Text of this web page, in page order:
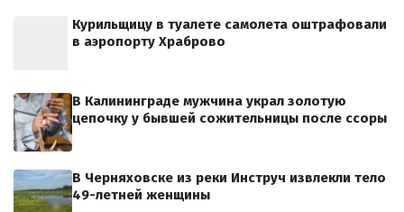
Курильщицу в туалете самолета оштрафовали
в аэропорту Храброво
В Калининграде мужчина украл золотую
цепочку у бывшей сожительницы после ссоры
В Черняховске из реки Инструч извлекли тело
49-летней женщины